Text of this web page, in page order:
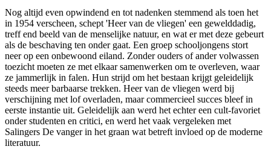
Nog altijd even opwindend en tot nadenken stemmend als toen het
in 1954 verscheen, schept 'Heer van de vliegen' een gewelddadig,
treff end beeld van de menselijke natuur, en wat er met deze gebeurt
als de beschaving ten onder gaat. Een groep schooljongens stort
neer op een onbewoond eiland. Zonder ouders of ander volwassen
toezicht moeten ze met elkaar samenwerken om te overleven, waar
ze jammerlijk in falen. Hun strijd om het bestaan krijgt geleidelijk
steeds meer barbaarse trekken. Heer van de vliegen werd bij
verschijning met lof overladen, maar commercieel succes bleef in
eerste instantie uit. Geleidelijk aan werd het echter een cult-favoriet
onder studenten en critici, en werd het vaak vergeleken met
Salingers De vanger in het graan wat betreft invloed op de moderne
literatuur.